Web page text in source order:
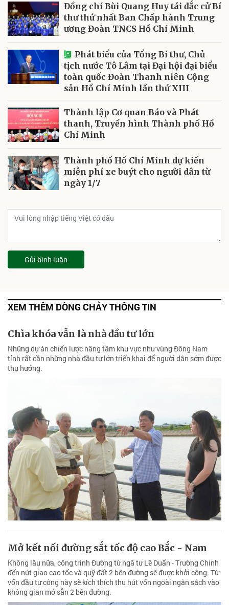
Đồng chí Bùi Quang Huy tái đắc cử Bí
thư thứ nhất Ban Chấp hành Trung
ương Đoàn TNCS Hồ Chí Minh
Phát biểu của Tổng Bí thư, Chủ
tịch nước Tô Lâm tại Đại hội đại biểu
toàn quốc Đoàn Thanh niên Cộng
sản Hồ Chí Minh lần thứ XIII
Thành lập Cơ quan Báo và Phát
thanh, Truyền hình Thành phố Hồ
Chí Minh
Thành phố Hồ Chí Minh dự kiến
miễn phí xe buýt cho người dân từ
ngày 1/7
Gửi bình luận
XEM THÊM DÒNG CHẢY THÔNG TIN
Chìa khóa vẫn là nhà đầu tư lớn
Những dự án chiến lược nâng tầm khu vực như vùng Đông Nam
tỉnh rất cần những nhà đầu tư lớn triển khai để người dân sớm được
thụ hưởng.
Mở kết nối đường sắt tốc độ cao Bắc - Nam
Không lâu nữa, công trình Đường từ ngã tư Lê Duẩn - Trường Chinh
đến nút giao cao tốc và quỹ đất 2 bên đường sẽ được khởi công. Từ
vốn đầu tư công này sẽ kích thích thu hút vốn ngoài ngân sách vào
không gian mở sẵn 2 bên đường.